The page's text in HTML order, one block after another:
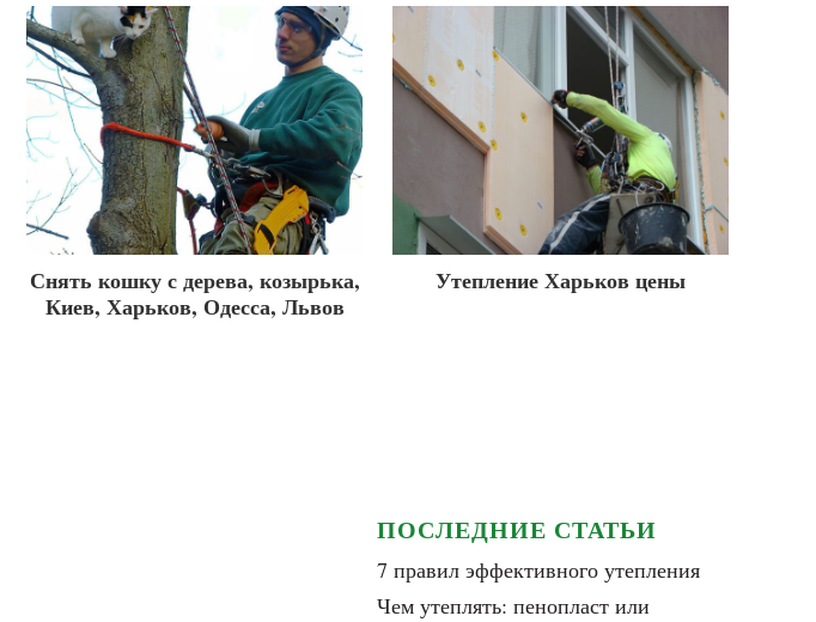
Снять кошку с дерева, козырька,
Киев, Харьков, Одесса, Львов
Утепление Харьков цены
ПОСЛЕДНИЕ СТАТЬИ
7 правил эффективного утепления
Чем утеплять: пенопласт или